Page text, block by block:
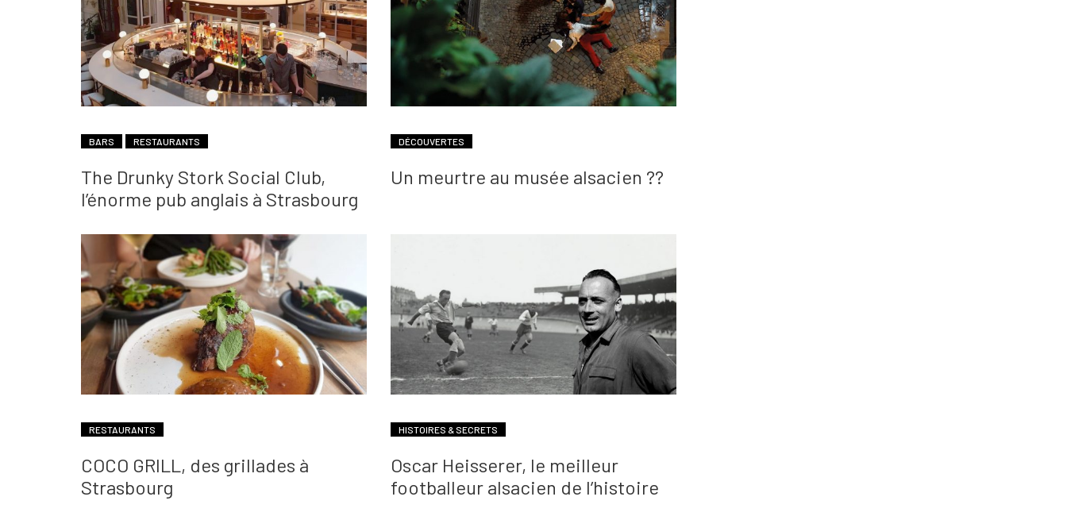
BARS RESTAURANTS
The Drunky Stork Social Club,
l’énorme pub anglais à Strasbourg
DÉCOUVERTES
Un meurtre au musée alsacien ??
RESTAURANTS
COCO GRILL, des grillades à
Strasbourg
HISTOIRES & SECRETS
Oscar Heisserer, le meilleur
footballeur alsacien de l’histoire